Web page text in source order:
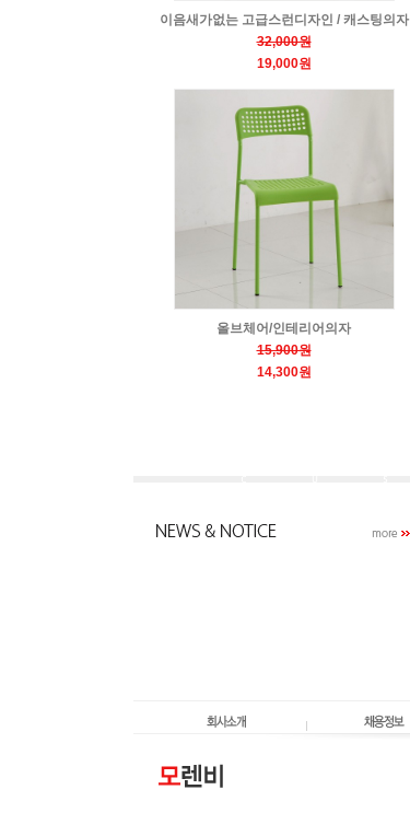
이음새가없는 고급스런디자인 / 캐스팅의자
32,000원
19,000원
올브체어/인테리어의자
15,900원
14,300원